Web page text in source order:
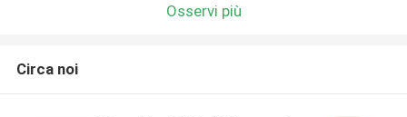
Osservi più
Circa noi